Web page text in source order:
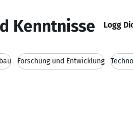
Kenntnisse Logg
Forschung und Entwicklung